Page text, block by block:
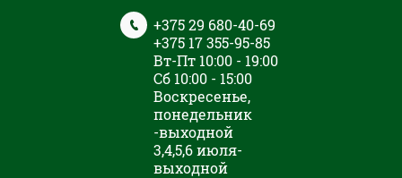
+375 29 680-40-69
+375 17 355-95-85
Вт-Пт 10:00 - 19:00
Сб 10:00 - 15:00
Воскресенье,
понедельник
-выходной
3,4,5,6 июля-
выходной